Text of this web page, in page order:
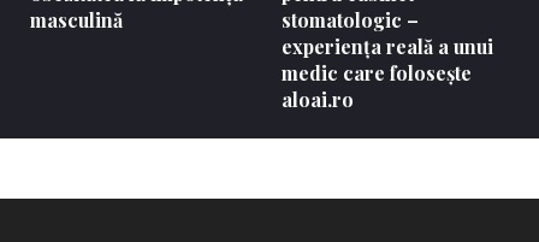
masculină
stomatologic –
experiența reală a unui
medic care folosește
aloai.ro